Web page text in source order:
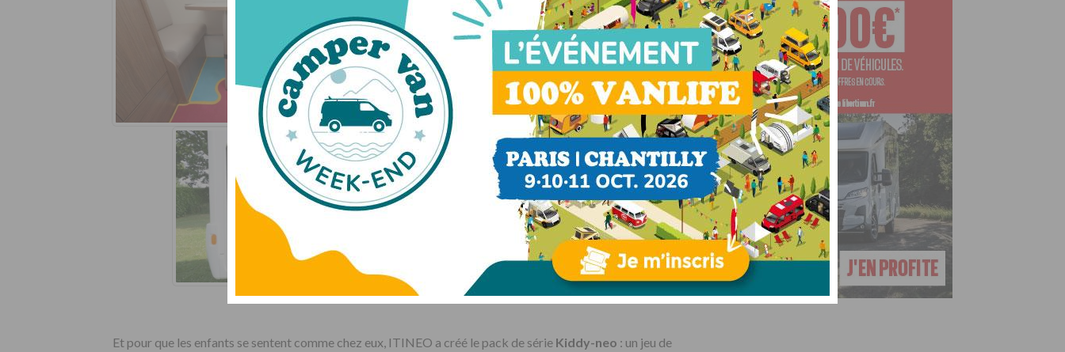
Et pour que les enfants se sentent comme chez eux, ITINEO a créé le pack de série Kiddy-neo : un jeu de